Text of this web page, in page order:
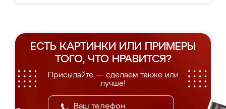
ЕСТЬ КАРТИНКИ ИЛИ ПРИМЕРЫ
ТОГО, ЧТО НРАВИТСЯ?
Присылайте — сделаем также или
лучше!